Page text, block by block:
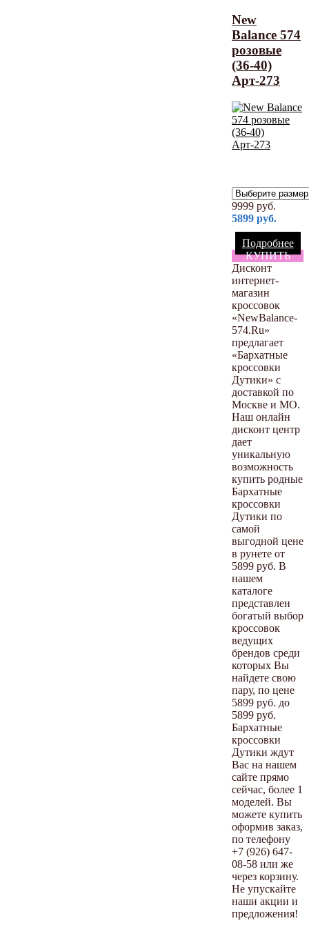
New
Balance 574
розовые
(36-40)
Арт-273
9999 руб.
5899 руб.
Подробнее
КУПИТЬ
Дисконт
интернет-
магазин
кроссовок
«NewBalance-
574.Ru»
предлагает
«Бархатные
кроссовки
Дутики» с
доставкой по
Москве и МО.
Наш онлайн
дисконт центр
дает
уникальную
возможность
купить родные
Бархатные
кроссовки
Дутики по
самой
выгодной цене
в рунете от
5899 руб. В
нашем
каталоге
представлен
богатый выбор
кроссовок
ведущих
брендов среди
которых Вы
найдете свою
пару, по цене
5899 руб. до
5899 руб.
Бархатные
кроссовки
Дутики ждут
Вас на нашем
сайте прямо
сейчас, более 1
моделей. Вы
можете купить
оформив заказ,
по телефону
+7 (926) 647-
08-58 или же
через корзину.
Не упускайте
наши акции и
предложения!